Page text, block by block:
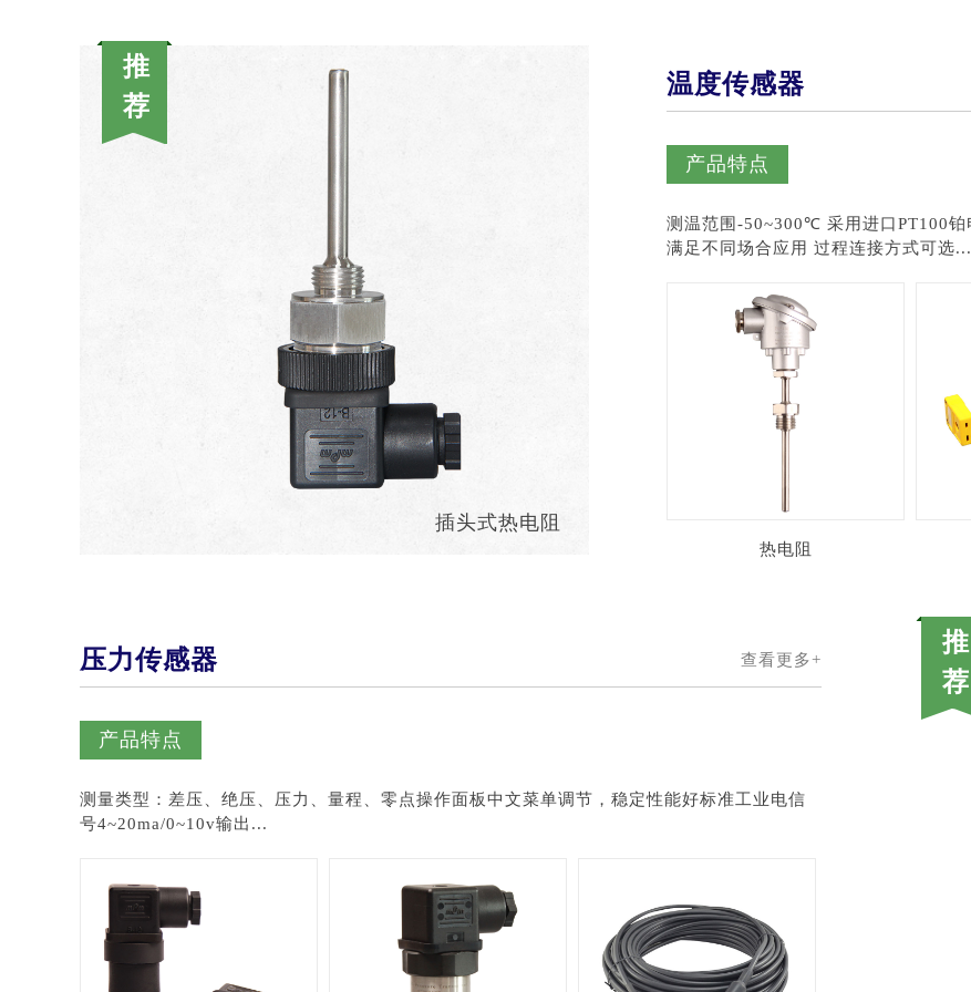
插头式热电阻
温度传感器
产品特点
测温范围-50~300℃ 采用进口PT100铂电阻元件 可提供单支或双支热电阻 多种电气连接插头，
满足不同场合应用 过程连接方式可选...
热电阻
压力传感器 查看更多+
产品特点
测量类型：差压、绝压、压力、量程、零点操作面板中文菜单调节，稳定性能好标准工业电信
号4~20ma/0~10v输出...